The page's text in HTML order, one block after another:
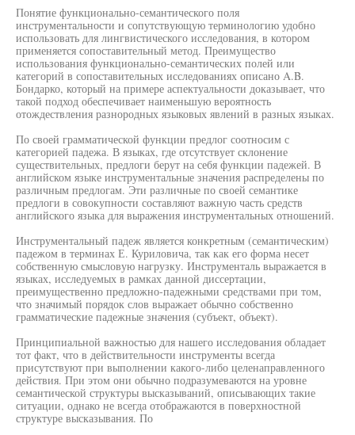
Понятие функционально-семантического поля
инструментальности и сопутствующую терминологию удобно
использовать для лингвистического исследования, в котором
применяется сопоставительный метод. Преимущество
использования функционально-семантических полей или
категорий в сопоставительных исследованиях описано A.B.
Бондарко, который на примере аспектуальности доказывает, что
такой подход обеспечивает наименьшую вероятность
отождествления разнородных языковых явлений в разных языках.
По своей грамматической функции предлог соотносим с
категорией падежа. В языках, где отсутствует склонение
существительных, предлоги берут на себя функции падежей. В
английском языке инструментальные значения распределены по
различным предлогам. Эти различные по своей семантике
предлоги в совокупности составляют важную часть средств
английского языка для выражения инструментальных отношений.
Инструментальный падеж является конкретным (семантическим)
падежом в терминах Е. Куриловича, так как его форма несет
собственную смысловую нагрузку. Инструменталь выражается в
языках, исследуемых в рамках данной диссертации,
преимущественно предложно-падежными средствами при том,
что значимый порядок слов выражает обычно собственно
грамматические падежные значения (субъект, объект).
Принципиальной важностью для нашего исследования обладает
тот факт, что в действительности инструменты всегда
присутствуют при выполнении какого-либо целенаправленного
действия. При этом они обычно подразумеваются на уровне
семантической структуры высказываний, описывающих такие
ситуации, однако не всегда отображаются в поверхностной
структуре высказывания. По